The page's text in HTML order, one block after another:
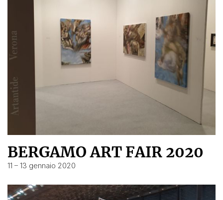
BERGAMO ART FAIR 2020
11 – 13 gennaio 2020